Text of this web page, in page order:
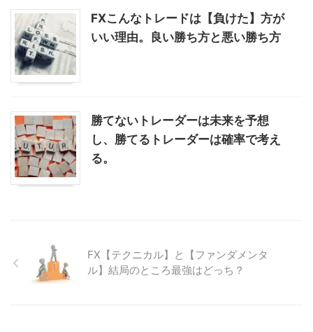
FXこんなトレードは【負けた】方が
いい理由。良い勝ち方と悪い勝ち方
勝てないトレーダーは未来を予想
し、勝てるトレーダーは確率で考え
る。
FX【テクニカル】と【ファンダメンタ
ル】結局のところ最強はどっち？